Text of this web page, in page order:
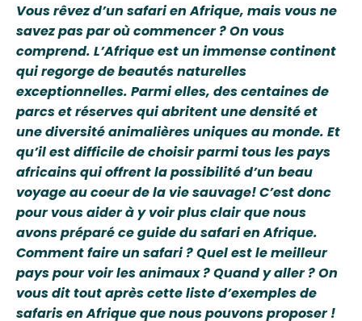
Vous rêvez d’un safari en Afrique, mais vous ne
savez pas par où commencer ? On vous
comprend. L’Afrique est un immense continent
qui regorge de beautés naturelles
exceptionnelles. Parmi elles, des centaines de
parcs et réserves qui abritent une densité et
une diversité animalières uniques au monde. Et
qu’il est difficile de choisir parmi tous les pays
africains qui offrent la possibilité d’un beau
voyage au coeur de la vie sauvage! C’est donc
pour vous aider à y voir plus clair que nous
avons préparé ce guide du safari en Afrique.
Comment faire un safari ? Quel est le meilleur
pays pour voir les animaux ? Quand y aller ? On
vous dit tout après cette liste d’exemples de
safaris en Afrique que nous pouvons proposer !